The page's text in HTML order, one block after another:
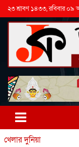
২৩ শ্রাবণ ১৪৩৩, রবিবার
খেলার দুনিয়া